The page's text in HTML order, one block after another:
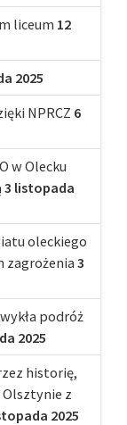
liceum 12
2025
NPRCZ 6
w Olecku
3 listopada
oleckiego
zagrożenia 3
podróż
2025
historię,
z
2025